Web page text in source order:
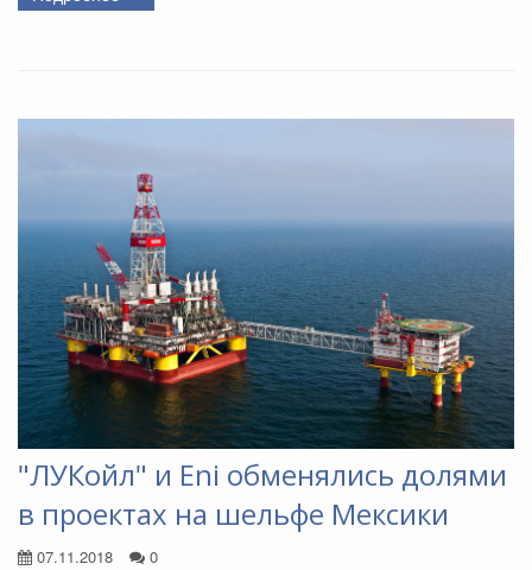
"ЛУКойл" и Eni обменялись долями
в проектах на шельфе Мексики
07.11.2018 0